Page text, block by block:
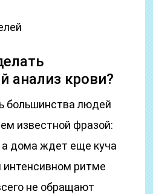
анализ крови?
большинства людей
известной фразой:
дома ждет еще куча
интенсивном ритме
не обращают